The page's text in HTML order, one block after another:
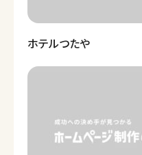
ホテルつたや